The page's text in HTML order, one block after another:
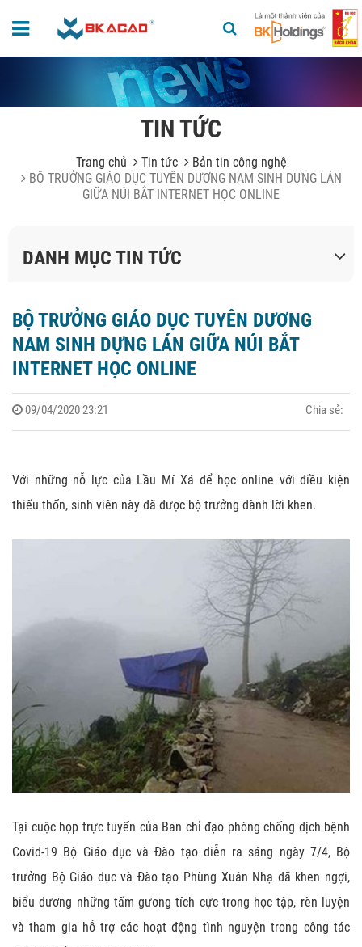
TIN TỨC
Trang chủ Tin tức
Bản tin công nghệ
BỘ TRƯỞNG GIÁO DỤC TUYÊN DƯƠNG NAM SINH DỰNG LÁN
GIỮA NÚI BẮT INTERNET HỌC ONLINE
DANH MỤC TIN TỨC
BỘ TRƯỞNG GIÁO DỤC TUYÊN DƯƠNG
NAM SINH DỰNG LÁN GIỮA NÚI BẮT
INTERNET HỌC ONLINE
09/04/2020 23:21 Chia sẻ:
Với những nỗ lực của Lầu Mí Xá để học online với điều kiện
thiếu thốn, sinh viên này đã được bộ trưởng dành lời khen.
Tại cuộc họp trực tuyến của Ban chỉ đạo phòng chống dịch bệnh
Covid-19 Bộ Giáo dục và Đào tạo diễn ra sáng ngày 7/4, Bộ
trưởng Bộ Giáo dục và Đào tạo Phùng Xuân Nhạ đã khen ngợi,
biểu dương những tấm gương tích cực trong học tập, rèn luyện
và tham gia hỗ trợ các hoạt động tình nguyện trong công tác